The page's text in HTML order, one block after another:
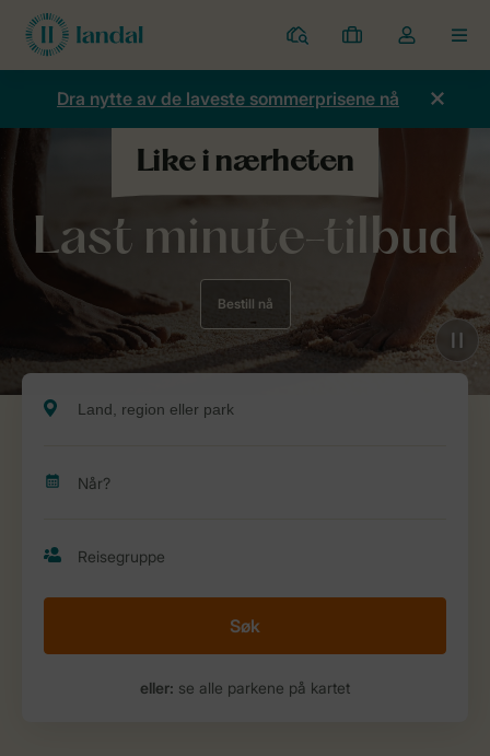
Parker
Mine
bestillinger
Toggle
the
my
Dra nytte av de laveste sommerprisene nå
Last minute-tilbud
Bestill nå
Søk
eller: se alle parkene på kartet